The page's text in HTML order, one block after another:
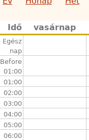
Idő vasárnap
Egész
nap
Before
01:00
01:00
02:00
03:00
04:00
05:00
06:00